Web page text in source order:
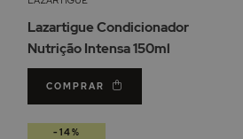
Desejos
Lazartigue Condicionador
Nutrição Intensa 150ml
COMPRAR
-14%